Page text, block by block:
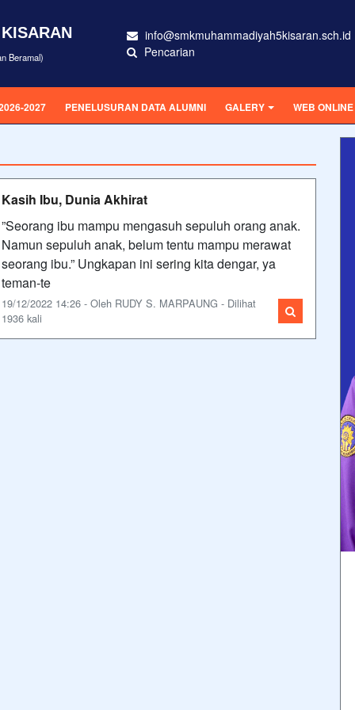
Beramal)
info@smkmuhammadiyah5kisaran.sch.id
Pencarian
2027 PENELUSURAN DATA ALUMNI GALERY WEB ONLINE
Kasih Ibu, Dunia Akhirat
”Seorang ibu mampu mengasuh sepuluh orang anak.
Namun sepuluh anak, belum tentu mampu merawat
seorang ibu.” Ungkapan ini sering kita dengar, ya
teman-te
19/12/2022 14:26 - Oleh RUDY S. MARPAUNG - Dilihat
1936 kali